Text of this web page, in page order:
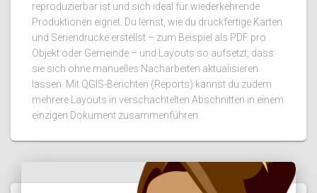
reproduzierbar ist und sich ideal für wiederkehrende
Produktionen eignet. Du lernst, wie du druckfertige Karten
und Seriendrucke erstellst – zum Beispiel als PDF pro
Objekt oder Gemeinde – und Layouts so aufsetzt, dass
sie sich ohne manuelles Nacharbeiten aktualisieren
lassen. Mit QGIS-Berichten (Reports) kannst du zudem
mehrere Layouts in verschachtelten Abschnitten in einem
einzigen Dokument zusammenführen.